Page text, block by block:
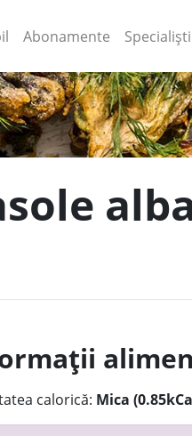
(current)
Abonamente Specialiști
calorică: Mica